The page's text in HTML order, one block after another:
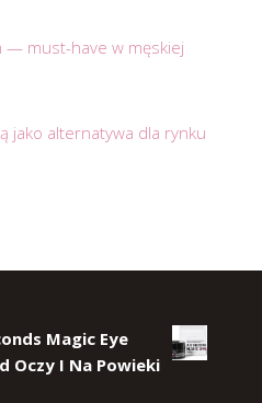
— must-have w męskiej
jako alternatywa dla rynku
Magic Eye
Oczy I Na Powieki